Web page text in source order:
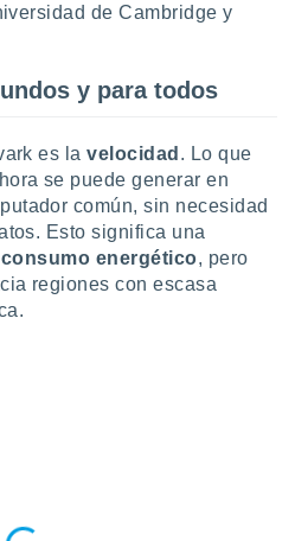
de Cambridge y
y para todos
es lavelocidad . Lo que
se puede generar en
común, sin necesidad
Esto significa una
consumo energético, pero
regiones con escasa